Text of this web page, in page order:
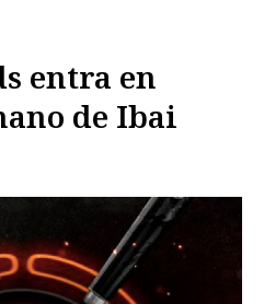
entra en
de Ibai